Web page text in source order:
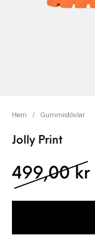
Hem / Gummistövlar
Jolly Print
499,00 kr